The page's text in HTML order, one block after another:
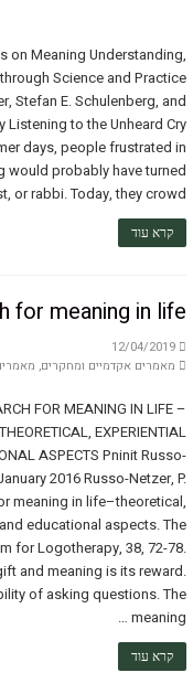
on Meaning Understanding,
Science and Practice
Stefan E. Schulenberg, and
Listening to the Unheard Cry
days, people frustrated in
would probably have turned
or rabbi. Today, they crowd …
קרא עוד
for meaning in life
12/04/2019
מאמרים אקדמיים ומחקרים,
FOR MEANING IN LIFE –
EXPERIENTIAL
ASPECTS Pninit Russo-
2016 Russo-Netzer, P.
meaning in life–theoretical,
educational aspects. The
for Logotherapy, 38, 72-78.
and meaning is its reward.
of asking questions. The
meaning …
קרא עוד